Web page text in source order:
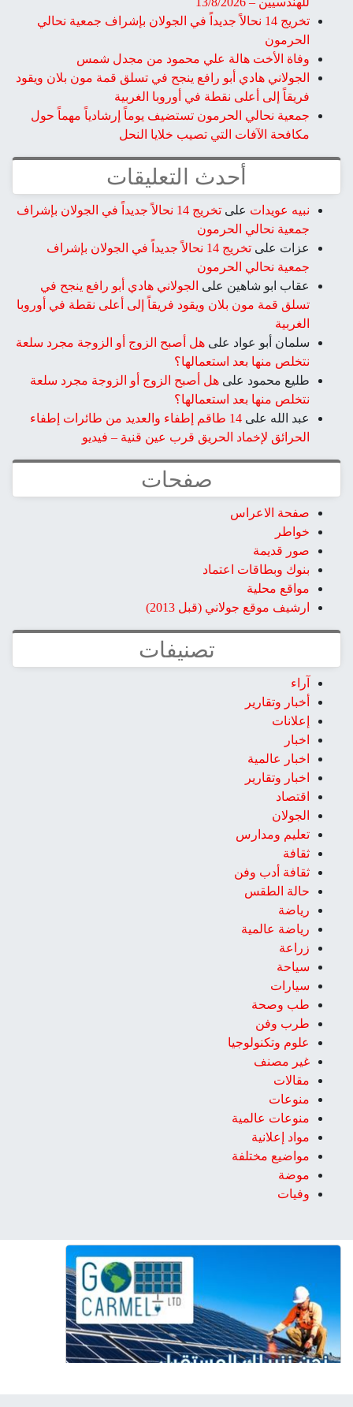
تخريج 14 نحالاً جديداً في الجولان بإشراف جمعية نحالي
الحرمون
وفاة الأخت هالة علي محمود من مجدل شمس
الجولاني هادي أبو رافع ينجح في تسلق قمة مون بلان ويقود
فريقاً إلى أعلى نقطة في أوروبا الغربية
جمعية نحالي الحرمون تستضيف يوماً إرشادياً مهماً حول
مكافحة الآفات التي تصيب خلايا النحل
أحدث التعليقات
نبيه عويدات على
تخريج 14 نحالاً جديداً في الجولان بإشراف
جمعية نحالي الحرمون
عزات على
تخريج 14 نحالاً جديداً في الجولان بإشراف
جمعية نحالي الحرمون
عقاب ابو شاهين على الجولاني هادي أبو رافع ينجح في
تسلق قمة مون بلان ويقود فريقاً إلى أعلى نقطة في أوروبا
الغربية
سلمان أبو عواد على هل أصبح الزوج أو الزوجة مجرد سلعة
نتخلص منها بعد استعمالها؟
طليع محمود على هل أصبح الزوج أو الزوجة مجرد سلعة
نتخلص منها بعد استعمالها؟
عبد الله على
14 طاقم إطفاء والعديد من طائرات إطفاء
الحرائق لإخماد الحريق قرب عين قنية – فيديو
صفحات
صفحة الاعراس
خواطر
صور قديمة
بنوك وبطاقات اعتماد
مواقع محلية
ارشيف موقع جولاني (قبل 2013)
تصنيفات
آراء
أخبار وتقارير
إعلانات
اخبار
اخبار عالمية
اخبار وتقارير
اقتصاد
الجولان
تعليم ومدارس
ثقافة
ثقافة أدب وفن
حالة الطقس
رياضة
رياضة عالمية
زراعة
سياحة
سيارات
طب وصحة
طرب وفن
علوم وتكنولوجيا
غير مصنف
مقالات
منوعات
منوعات عالمية
مواد إعلانية
مواضيع مختلفة
موضة
وفيات